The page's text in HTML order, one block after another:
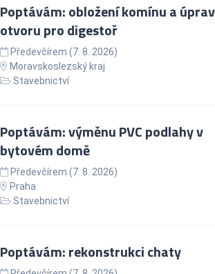
Poptávám: obložení komínu a
otvoru pro digestoř
Předevčírem (7. 8. 2026)
Moravskoslezský kraj
Stavebnictví
Poptávám: výměnu PVC podlahy v
bytovém domě
Předevčírem (7. 8. 2026)
Praha
Stavebnictví
Poptávám: rekonstrukci chaty